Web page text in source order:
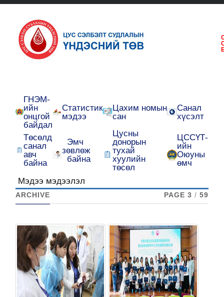
ГНЭМ-
ийн
онцгой
байдал
Статистик
мэдээ
Цахим номын
сан
Санал
хүсэлт
Төсөлд
санал
авч
байна
Эмч
зөвлөж
байна
Цусны
донорын
тухай
хуулийн
төсөл
ЦССҮТ-
ийн
Оюуны
өмч
Мэдээ мэдээлэл
ARCHIVE PAGE 3 / 59